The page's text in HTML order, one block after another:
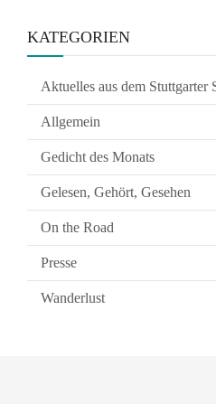
KATEGORIEN
Aktuelles aus dem Stuttgarter
Allgemein
Gedicht des Monats
Gelesen, Gehört, Gesehen
On the Road
Presse
Wanderlust